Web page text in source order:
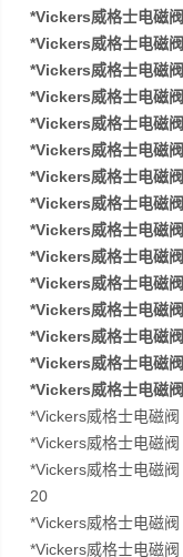
*Vickers威格士电磁
*Vickers威格士电磁
*Vickers威格士电磁
*Vickers威格士电磁
*Vickers威格士电磁
*Vickers威格士电磁
*Vickers威格士电磁
*Vickers威格士电磁
*Vickers威格士电磁
*Vickers威格士电磁
*Vickers威格士电磁
*Vickers威格士电磁
*Vickers威格士电磁
*Vickers威格士电磁
*Vickers威格士电磁
*Vickers威格士电磁
*Vickers威格士电磁
*Vickers威格士电磁
20
*Vickers威格士电磁
*Vickers威格士电磁